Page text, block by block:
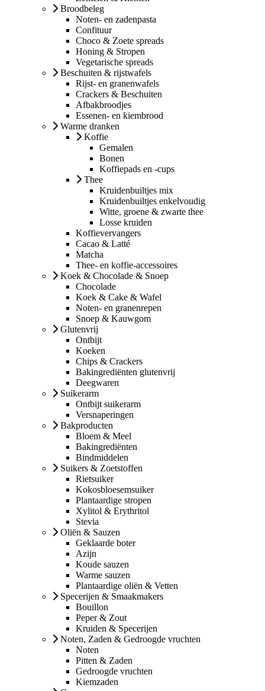
Broodbeleg
Noten- en zadenpasta
Confituur
Choco & Zoete spreads
Honing & Stropen
Vegetarische spreads
Beschuiten & rijstwafels
Rijst- en granenwafels
Crackers & Beschuiten
Afbakbroodjes
Essenen- en kiembrood
Warme dranken
Koffie
Gemalen
Bonen
Koffiepads en -cups
Thee
Kruidenbuiltjes mix
Kruidenbuiltjes enkelvoudig
Witte, groene & zwarte thee
Losse kruiden
Koffievervangers
Cacao & Latté
Matcha
Thee- en koffie-accessoires
Koek & Chocolade & Snoep
Chocolade
Koek & Cake & Wafel
Noten- en granenrepen
Snoep & Kauwgom
Glutenvrij
Ontbijt
Koeken
Chips & Crackers
Bakingrediënten glutenvrij
Deegwaren
Suikerarm
Ontbijt suikerarm
Versnaperingen
Bakproducten
Bloem & Meel
Bakingrediënten
Bindmiddelen
Suikers & Zoetstoffen
Rietsuiker
Kokosbloesemsuiker
Plantaardige stropen
Xylitol & Erythritol
Stevia
Oliën & Sauzen
Geklaarde boter
Azijn
Koude sauzen
Warme sauzen
Plantaardige oliën & Vetten
Specerijen & Smaakmakers
Bouillon
Peper & Zout
Kruiden & Specerijen
Noten, Zaden & Gedroogde vruchten
Noten
Pitten & Zaden
Gedroogde vruchten
Kiemzaden